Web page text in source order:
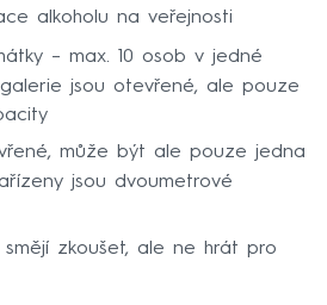
alkoholu na veřejnosti
– max. 10 osob v jedné
jsou otevřené, ale pouze
může být ale pouze jedna
jsou dvoumetrové
zkoušet, ale ne hrát pro